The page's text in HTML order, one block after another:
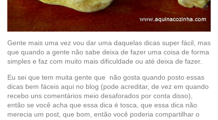
Gente mais uma vez vou dar uma daquelas dicas super fácil, mas
que quando a gente não sabe deixa de fazer uma coisa de forma
simples e faz com muito mais dificuldade ou até deixa de fazer.
Eu sei que tem muita gente que não gosta quando posto essas
dicas bem fáceis aqui no blog (pode acreditar, de vez em quando
recebo uns comentários meio desaforados por conta disso),
então se você acha que essa dica é tosca, que essa dica não
merecia um post, que bom, então você poderia compartilhar o